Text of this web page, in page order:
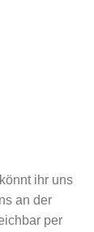
ihr uns
an der
per